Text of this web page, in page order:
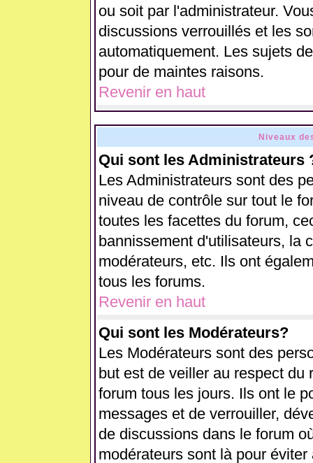
ou soit par l'administrateur.
discussions verrouillés et les
automatiquement. Les sujets
pour de maintes raisons.
Revenir en haut
Niveaux
Qui sont les Administrateurs
Les Administrateurs sont des
niveau de contrôle sur tout le
toutes les facettes du forum,
bannissement d'utilisateurs, la
modérateurs, etc. Ils ont
tous les forums.
Revenir en haut
Qui sont les Modérateurs?
Les Modérateurs sont des
but est de veiller au respect du
forum tous les jours. Ils ont le
messages et de verrouiller,
de discussions dans le forum
modérateurs sont là pour